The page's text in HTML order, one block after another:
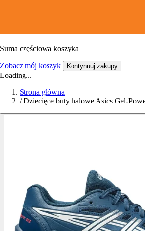
Suma częściowa koszyka
Zobacz mój koszyk Kontynuuj zakupy
Loading...
Strona główna
/ Dziecięce buty halowe Asics Gel-